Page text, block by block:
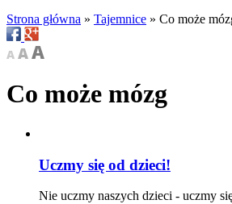
Strona główna » Tajemnice » Co może
Co może mózg
Uczmy się od dzieci!
Nie uczmy naszych dzieci - uczmy